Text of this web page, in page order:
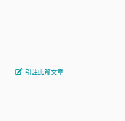
引註此篇文章